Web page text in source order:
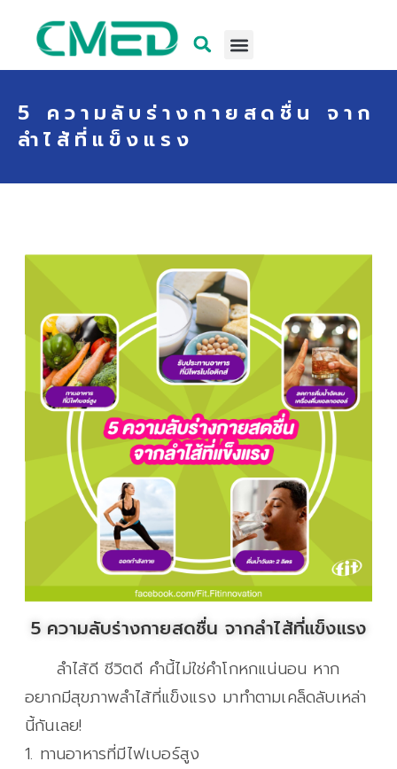
5 ความลับร่างกายสดชื่น จาก
ลำไส้ที่แข็งแรง
5 ความลับร่างกายสดชื่น จากลำไส้ที่แข็งแรง
ลำไส้ดี ชีวิตดี คำนี้ไม่ใช่คำโกหกแน่นอน หาก
อยากมีสุขภาพลำไส้ที่แข็งแรง มาทำตามเคล็ดลับเหล่า
นี้กันเลย!
1. ทานอาหารที่มีไฟเบอร์สูง